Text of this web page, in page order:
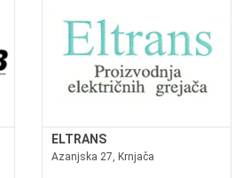
ELTRANS
Azanjska 27, Krnjača